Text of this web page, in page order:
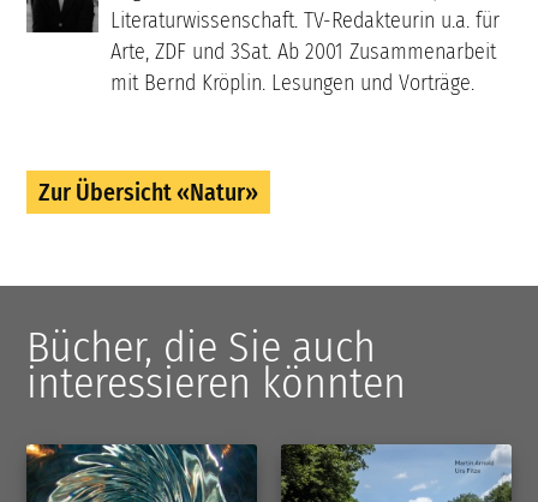
Literaturwissenschaft. TV-Redakteurin u.a. für
Arte, ZDF und 3Sat. Ab 2001 Zusammenarbeit
mit Bernd Kröplin. Lesungen und Vorträge.
Zur Übersicht «Natur»
Bücher, die Sie auch
interessieren könnten